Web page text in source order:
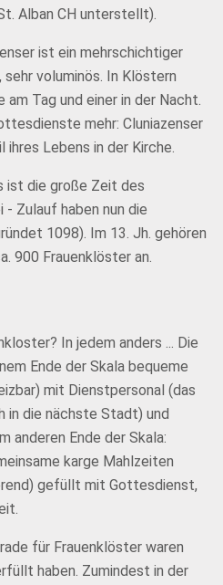
Alban CH unterstellt).
ist ein mehrschichtiger
voluminös. In Klöstern
Tag und einer in der Nacht.
mehr: Cluniazenser
Lebens in der Kirche.
ist die große Zeit des
- Zulauf haben nun die
1098). Im 13. Jh. gehören
900 Frauenklöster an.
In jedem anders ... Die
Ende der Skala bequeme
mit Dienstpersonal (das
in die nächste Stadt) und
anderen Ende der Skala:
karge Mahlzeiten
gefüllt mit Gottesdienst,
für Frauenklöster waren
haben. Zumindest in der